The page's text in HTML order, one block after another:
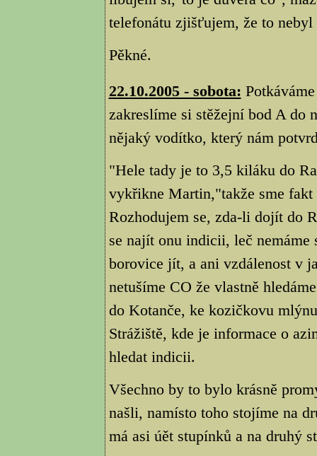
telefonátu zjišťujem, že to nebyl
Pěkné.
22.10.2005 - sobota:
zakreslíme si stěžejní bod A do
nějaký vodítko, který nám
"Hele tady je to 3,5 kiláku do
vykřikne Martin,"takže sme
Rozhodujem se, zda-li dojít do
se najít onu indicii, leč
borovice jít, a ani vzdálenost v
netušíme CO že vlastně
do Kotanče, ke kozičkovu
Strážiště, kde je informace o
hledat indicii.
Všechno by to bylo krásně
našli, namísto toho stojíme na
má asi úět stupínků a na druhý